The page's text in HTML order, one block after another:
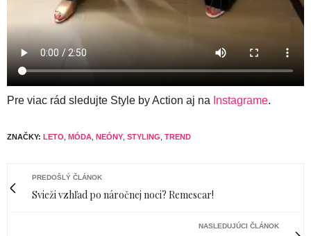
Pre viac rád sledujte Style by Action aj na Instagrame.
ZNAČKY: LETO MÓDA NEÓNY STYLING TREND
PREDOŠLÝ ČLÁNOK
Svieži vzhľad po náročnej noci? Remescar!
NASLEDUJÚCI ČLÁNOK